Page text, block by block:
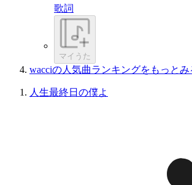
歌詞
マイうた
wacciの人気曲ランキングをもっとみ
人生最終日の僕よ